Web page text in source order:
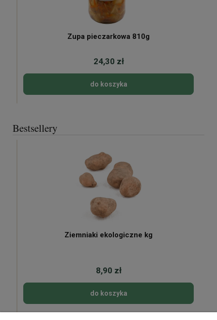
Zupa pieczarkowa 810g
24,30 zł
do koszyka
Bestsellery
Ziemniaki ekologiczne kg
8,90 zł
do koszyka